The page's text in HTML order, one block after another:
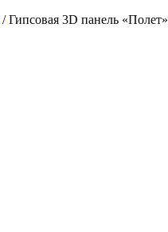
/ Гипсовая 3D панель «Полет»